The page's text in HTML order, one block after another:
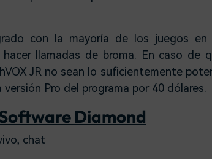
con la mayoría de los juegos
llamadas de broma. En caso de
JR no sean lo suficientemente
Pro del programa por 40 dólares.
Diamond
chat